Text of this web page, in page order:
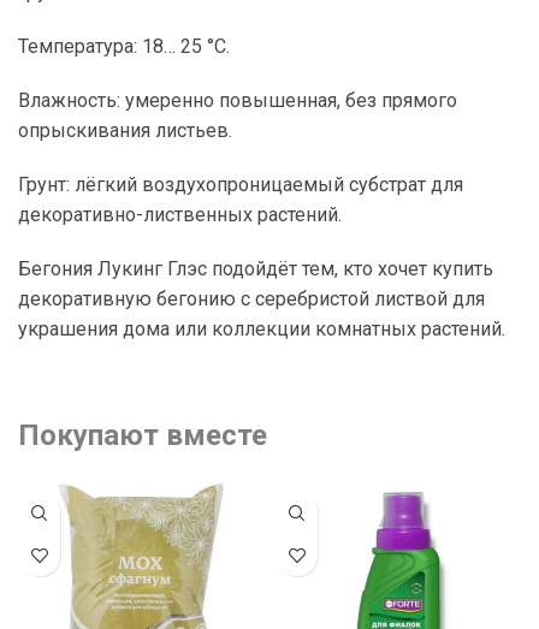
Температура: 18… 25 °C.
Влажность: умеренно повышенная, без прямого
опрыскивания листьев.
Грунт: лёгкий воздухопроницаемый субстрат для
декоративно-лиственных растений.
Бегония Лукинг Глэс подойдёт тем, кто хочет купить
декоративную бегонию с серебристой листвой для
украшения дома или коллекции комнатных растений.
Покупают вместе